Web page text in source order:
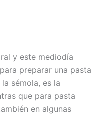
y este mediodía
preparar una pasta
sémola, es la
que para pasta
en algunas